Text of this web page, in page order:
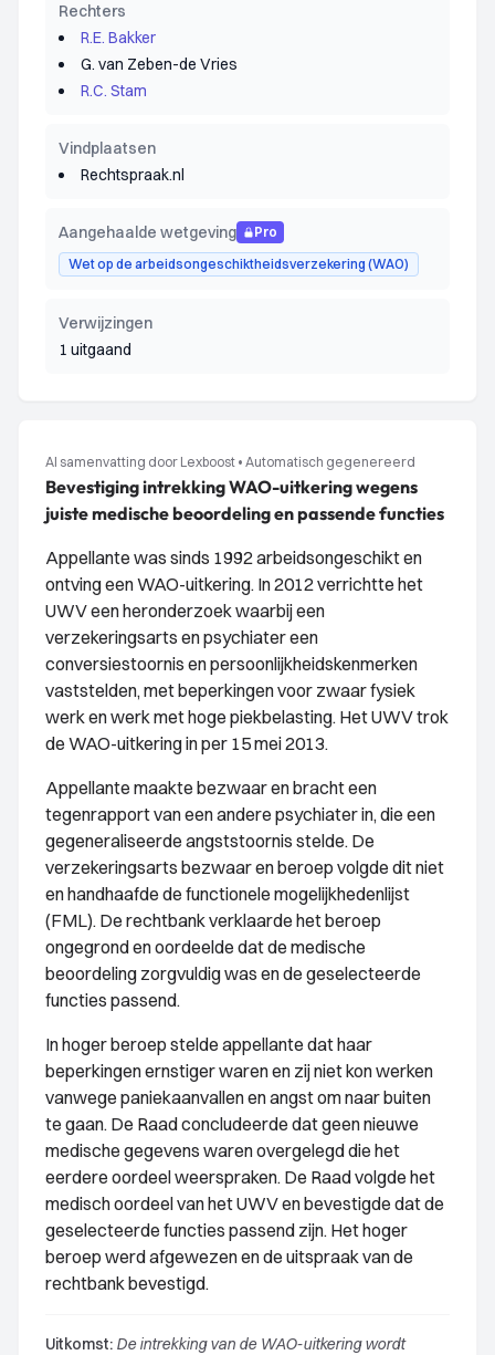
Rechters
R.E. Bakker
G. van Zeben-de Vries
R.C. Stam
Vindplaatsen
Rechtspraak.nl
Aangehaalde wetgeving
Pro
Wet op de arbeidsongeschiktheidsverzekering (WAO)
Verwijzingen
1 uitgaand
AI samenvatting door Lexboost • Automatisch gegenereerd
Bevestiging intrekking WAO-uitkering wegens
juiste medische beoordeling en passende functies
Appellante was sinds 1992 arbeidsongeschikt en
ontving een WAO-uitkering. In 2012 verrichtte het
UWV een heronderzoek waarbij een
verzekeringsarts en psychiater een
conversiestoornis en persoonlijkheidskenmerken
vaststelden, met beperkingen voor zwaar fysiek
werk en werk met hoge piekbelasting. Het UWV trok
de WAO-uitkering in per 15 mei 2013.
Appellante maakte bezwaar en bracht een
tegenrapport van een andere psychiater in, die een
gegeneraliseerde angststoornis stelde. De
verzekeringsarts bezwaar en beroep volgde dit niet
en handhaafde de functionele mogelijkhedenlijst
(FML). De rechtbank verklaarde het beroep
ongegrond en oordeelde dat de medische
beoordeling zorgvuldig was en de geselecteerde
functies passend.
In hoger beroep stelde appellante dat haar
beperkingen ernstiger waren en zij niet kon werken
vanwege paniekaanvallen en angst om naar buiten
te gaan. De Raad concludeerde dat geen nieuwe
medische gegevens waren overgelegd die het
eerdere oordeel weerspraken. De Raad volgde het
medisch oordeel van het UWV en bevestigde dat de
geselecteerde functies passend zijn. Het hoger
beroep werd afgewezen en de uitspraak van de
rechtbank bevestigd.
Uitkomst: De intrekking van de WAO-uitkering wordt